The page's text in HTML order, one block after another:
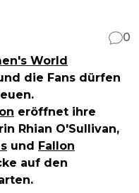
0
World
die Fans dürfen
eröffnet ihre
Rhian O'Sullivan,
und
Fallon
auf den